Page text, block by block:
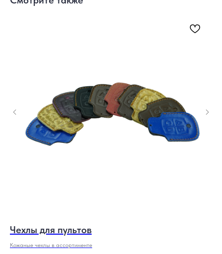
Чехлы для пультов
Кожаные чехлы в ассортименте